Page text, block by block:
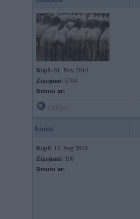
Kopš: 01. Nov 2014
Ziņojumi: 5704
Braucu ar:
hiouz
Kopš: 13. Aug 2019
Ziņojumi: 100
Braucu ar: